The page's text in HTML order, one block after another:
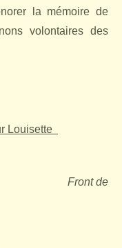
la mémoire de
volontaires des
Louisette
Front de